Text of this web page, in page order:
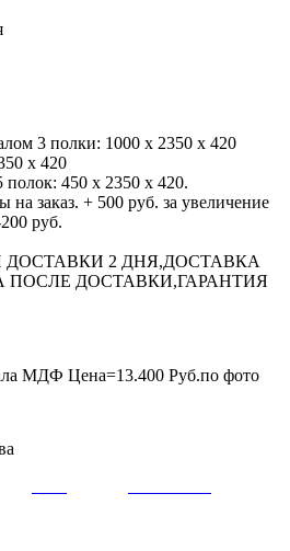
3 полки: 1000 х 2350 х 420
х 420
450 х 2350 х 420.
заказ. + 500 руб. за увеличение
руб.
2 ДНЯ,ДОСТАВКА
ПОСЛЕ ДОСТАВКИ,ГАРАНТИЯ
МДФ Цена=13.400 Руб.по фото